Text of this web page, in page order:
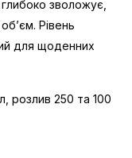
глибоко зволожує,
Рівень
для щоденних
розлив 250 та 100